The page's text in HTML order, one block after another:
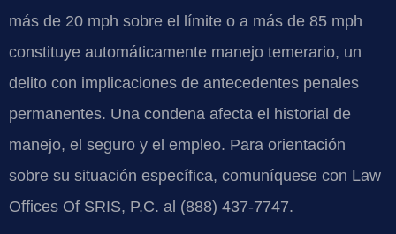
más de 20 mph sobre el límite o a más de 85 mph
constituye automáticamente manejo temerario, un
delito con implicaciones de antecedentes penales
permanentes. Una condena afecta el historial de
manejo, el seguro y el empleo. Para orientación
sobre su situación específica, comuníquese con Law
Offices Of SRIS, P.C. al (888) 437-7747.